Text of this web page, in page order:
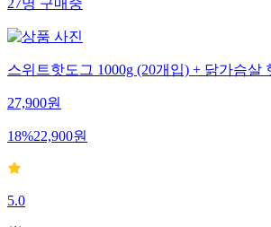
27명구매중
스위트핫도그 1000g (20개입) + 닭가슴살
27,900원
18%22,900원
5.0